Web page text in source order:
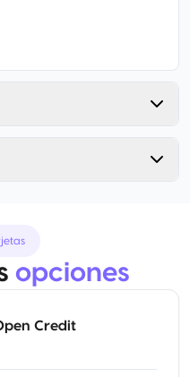
opciones
Credit